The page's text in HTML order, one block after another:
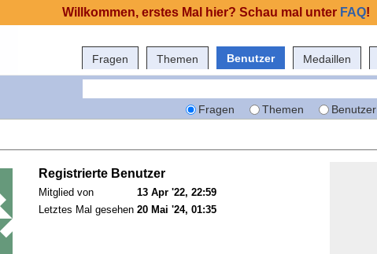
Fragen Themen Benutzer Medaillen
Fragen Themen Benutzer
Registrierte Benutzer
Mitglied von
13 Apr '22, 22:59
Letztes Mal gesehen 20 Mai '24, 01:35
Willkommen, erstes Mal hier? Schau mal unter FAQ!